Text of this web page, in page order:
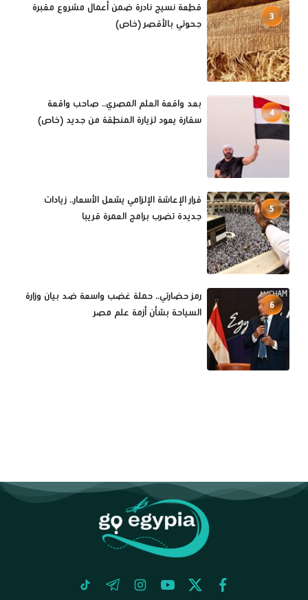
3
قطعة نسيج نادرة ضمن أعمال مشروع مقبرة
جحوتي بالأقصر (خاص)
4
بعد واقعة العلم المصري.. صاحب واقعة
سقارة يعود لزيارة المنطقة من جديد (خاص)
5
قرار الإعاشة الإلزامي يشعل الأسعار.. زيادات
جديدة تضرب برامج العمرة قريبا
6
رمز حضارتي.. حملة غضب واسعة ضد بيان وزارة
السياحة بشأن أزمة علم مصر
facebook
twitter
youtube
instagram
telegram
tiktok